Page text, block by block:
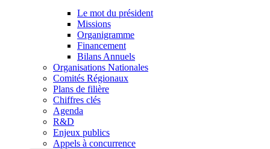
Le mot du président
Missions
Organigramme
Financement
Bilans Annuels
Organisations Nationales
Comités Régionaux
Plans de filière
Chiffres clés
Agenda
R&D
Enjeux publics
Appels à concurrence